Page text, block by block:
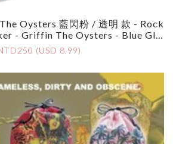
Oysters 藍閃粉 / 透明 款 - Rock
- Griffin The Oysters - Blue Glit
Ter / Clear
(USD 8.99)